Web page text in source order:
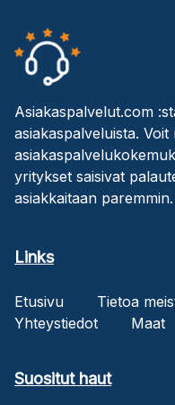
Asiakaspalvelut.com
asiakaspalveluista.
yritykset saisivat
asiakkaitaan paremmin.
Links
Etusivu Tietoa
Yhteystiedot
Maat
Suositut haut